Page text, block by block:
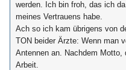
werden. Ich bin froh, das ich
meines Vertrauens habe.
Ach so ich kam übrigens von
TON beider Ärzte: Wenn man
Antennen an. Nachdem Motto,
Arbeit.